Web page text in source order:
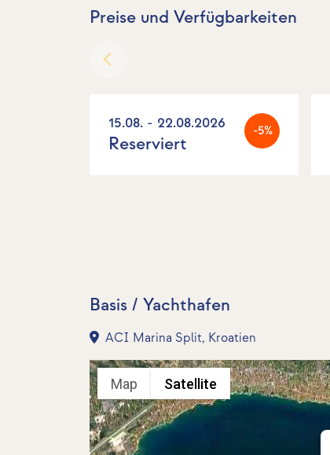
Preise und Verfügbarkeiten
15.08. - 22.08.2026 -5%
Reserviert
Basis / Yachthafen
ACI Marina Split, Kroatien
Map Satellite